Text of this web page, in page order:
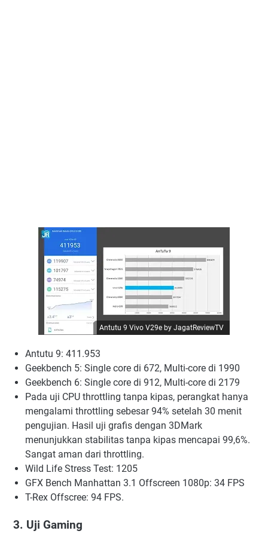
Antutu 9 Vivo V29e by JagatReviewTV
Antutu 9: 411.953
Geekbench 5: Single core di 672, Multi-core di 1990
Geekbench 6: Single core di 912, Multi-core di 2179
Pada uji CPU throttling tanpa kipas, perangkat hanya
mengalami throttling sebesar 94% setelah 30 menit
pengujian. Hasil uji grafis dengan 3DMark
menunjukkan stabilitas tanpa kipas mencapai 99,6%.
Sangat aman dari throttling.
Wild Life Stress Test: 1205
GFX Bench Manhattan 3.1 Offscreen 1080p: 34 FPS
T-Rex Offscree: 94 FPS.
3. Uji Gaming